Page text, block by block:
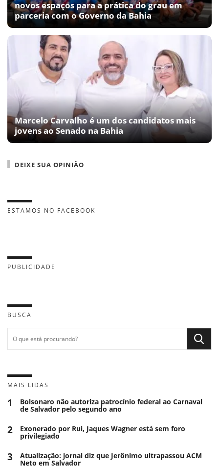
novos espaços para a prática do grau em
parceria com o Governo da Bahia
Marcelo Carvalho é um dos candidatos mais
jovens ao Senado na Bahia
DEIXE SUA OPINIÃO
ESTAMOS NO FACEBOOK
PUBLICIDADE
BUSCA
MAIS LIDAS
1 Bolsonaro não autoriza patrocínio federal ao Carnaval
de Salvador pelo segundo ano
2 Exonerado por Rui, Jaques Wagner está sem foro
privilegiado
3 Atualização: jornal diz que Jerônimo ultrapassou ACM
Neto em Salvador